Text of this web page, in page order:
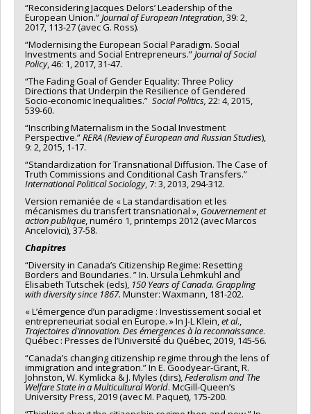
“Reconsidering Jacques Delors’ Leadership of the
European Union.”Journal of European Integration, 39: 2,
2017, 113-27 (avec G. Ross).
“Modernising the European Social Paradigm. Social
Investments and Social Entrepreneurs.”Journal of Social
Policy, 46: 1, 2017, 31-47.
“The Fading Goal of Gender Equality: Three Policy
Directions that Underpin the Resilience of Gendered
Socio-economic Inequalities.” Social Politics, 22: 4, 2015,
539-60.
“Inscribing Maternalism in the Social Investment
Perspective.”RERA (Review of European and Russian Studies),
9: 2, 2015, 1-17.
“Standardization for Transnational Diffusion. The Case of
Truth Commissions and Conditional Cash Transfers.”
International Political Sociology, 7: 3, 2013, 294-312.
Version remaniée de « La standardisation et les
mécanismes du transfert transnational », Gouvernement et
action publique, numéro 1, printemps 2012 (avec Marcos
Ancelovici), 37-58.
Chapitres
“Diversity in Canada’s Citizenship Regime: Resetting
Borders and Boundaries. ” In. Ursula Lehmkuhl and
Elisabeth Tutschek (eds), 150 Years of Canada. Grappling
with diversity since 1867. Munster: Waxmann, 181-202.
« L’émergence d’un paradigme : Investissement social et
entrepreneuriat social en Europe. » In J-L Klein,et al.,
Trajectoires d’innovation. Des émergences à la reconnaissance.
Québec : Presses de l’Université du Québec, 2019, 145-56.
“Canada’s changing citizenship regime through the lens of
immigration and integration.” In E. Goodyear-Grant, R.
Johnston, W. Kymlicka & J. Myles (dirs),Federalism and The
Welfare State in a Multicultural World. McGill-Queen’s
University Press, 2019 (avec M. Paquet), 175-200.